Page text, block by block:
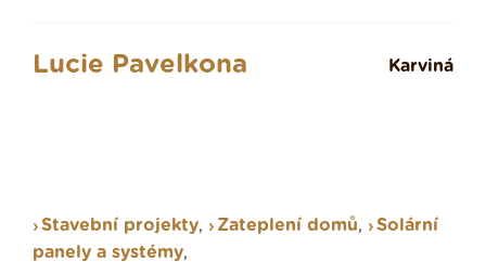
Lucie Pavelkona Karviná
Stavební projekty, Zateplení domů,
Solární
panely a systémy,